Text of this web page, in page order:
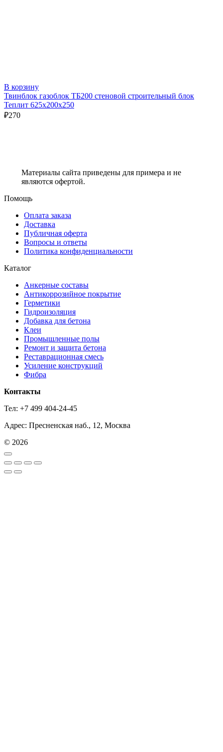
В корзину
Твинблок газоблок ТБ200 стеновой строительный блок
Теплит 625х200х250
₽270
Материалы сайта приведены для примера и не
являются офертой.
Помощь
Оплата заказа
Доставка
Публичная оферта
Вопросы и ответы
Политика конфиденциальности
Каталог
Анкерные составы
Антикоррозийное покрытие
Герметики
Гидроизоляция
Добавка для бетона
Клеи
Промышленные полы
Ремонт и защита бетона
Реставрационная смесь
Усиление конструкций
Фибра
Контакты
Тел: +7 499 404-24-45
Адрес: Пресненская наб., 12, Москва
© 2026